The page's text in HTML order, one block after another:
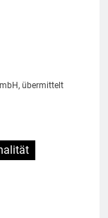
übermittelt